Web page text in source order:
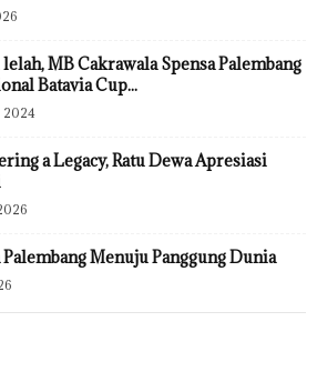
MB Cakrawala Spensa Palembang
Batavia Cup...
2024
a Legacy, Ratu Dewa Apresiasi
Menuju Panggung Dunia